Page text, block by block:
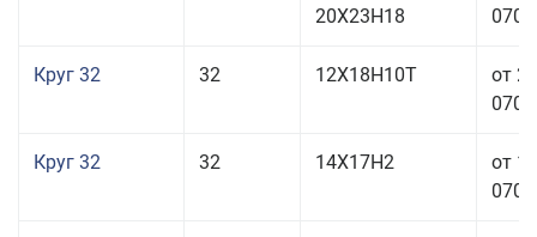
20Х23Н18
Круг 32 32 12Х18Н10Т
от
Круг 32 32 14Х17Н2
от